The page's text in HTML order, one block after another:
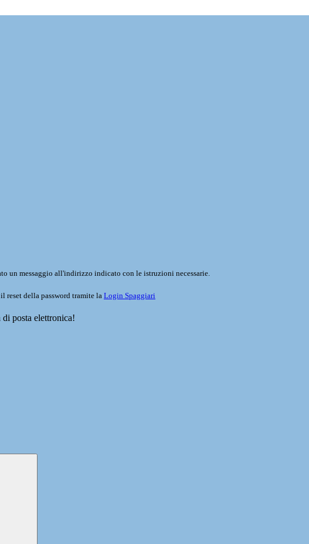
un messaggio all'indirizzo indicato con le istruzioni necessarie.
reset della password tramite la Login Spaggiari
posta elettronica!